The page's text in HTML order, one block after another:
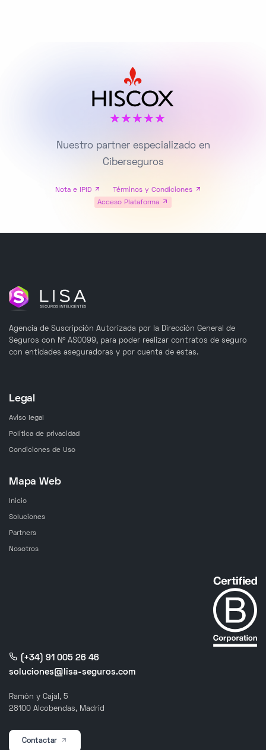
Nuestro partner especializado en
Ciberseguros
Nota e IPID
Términos y Condiciones
Acceso Plataforma
Agencia de Suscripción Autorizada por la Dirección General de
Seguros con Nº AS0099, para poder realizar contratos de seguro
con entidades aseguradoras y por cuenta de estas.
Legal
Aviso legal
Política de privacidad
Condiciones de Uso
Mapa Web
Inicio
Soluciones
Partners
Nosotros
(+34) 91 005 26 46
soluciones@lisa-seguros.com
Ramón y Cajal, 5
28100 Alcobendas, Madrid
Contactar